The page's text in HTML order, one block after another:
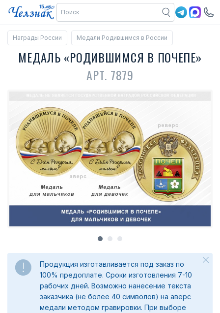
Награды России Медали Родившимся в России
МЕДАЛЬ «РОДИВШИМСЯ В ПОЧЕПЕ»
АРТ. 7879
Продукция изготавливается под заказ по
100% предоплате. Сроки изготовления 7-10
рабочих дней. Возможно нанесение текста
заказчика (не более 40 символов) на аверс
медали методом гравировки. При выборе